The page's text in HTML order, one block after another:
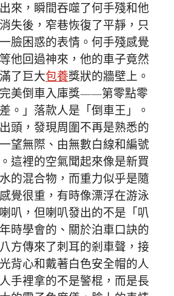
來，瞬間吞噬了何手殘和他
失後，窄巷恢復了平靜，只
臉困惑的表情。何手殘感覺
他回過神來，他的車子竟然
了巨大包養獎狀的牆壁上。
美倒車入庫獎——第零點零
。」落款人是「倒車王」。
頭，發現周圍不再是熟悉的
望無際、由無數白線和編號
這裡的空氣聞起來像是新買
的混合物，而重力似乎是隨
覺很重，有時像漂浮在游泳
叭，但喇叭發出的不是「叭
時學會的、關於泊車口訣的
方傳來了刺耳的剎車聲，接
背心和戴著白色安全帽的人
手裡拿的不是警棍，而是長